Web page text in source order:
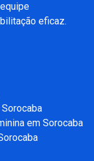
eficaz.
em Sorocaba